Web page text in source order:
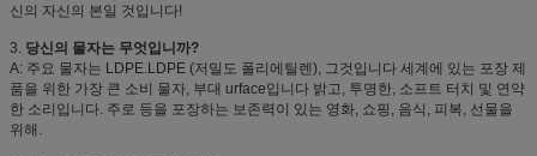
신의 자신의 본일 것입니다!
3. 당신의 물자는 무엇입니까?
A: 주요 물자는 LDPE.LDPE (저밀도 폴리에틸렌), 그것입니다 세계에 있는 포장 제
품을 위한 가장 큰 소비 물자, 부대 urface입니다 밝고, 투명한, 소프트 터치 및 연약
한 소리입니다. 주로 등을 포장하는 보존력이 있는 영화, 쇼핑, 음식, 피복, 선물을
위해.